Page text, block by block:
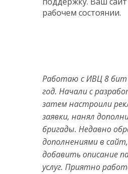
рабочем состоянии.
Работаю с ИВЦ 8
год. Начали с
затем настроили
заявки, нанял
бригады. Недавно
дополнениями в
добавить описание
услуг. Приятно